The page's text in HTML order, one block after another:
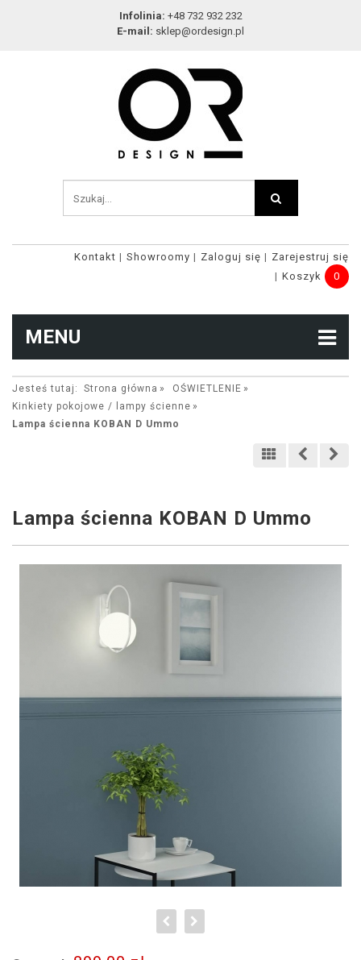
Infolinia: +48 732 932 232
E-mail: sklep@ordesign.pl
Kontakt Showroomy Zaloguj się
Zarejestruj się
Koszyk
0
MENU
Jesteś tutaj: Strona główna
OŚWIETLENIE
Kinkiety pokojowe / lampy ścienne
Lampa ścienna KOBAN D Ummo
Lampa ścienna KOBAN D Ummo